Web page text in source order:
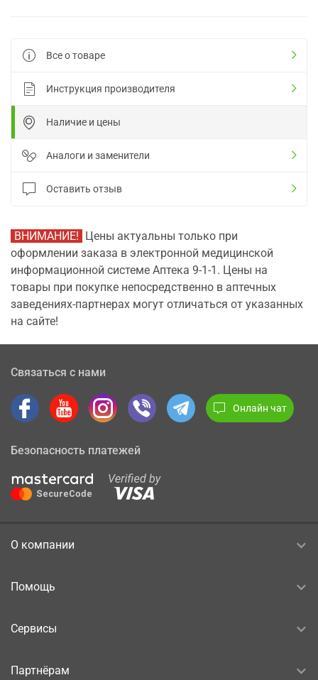
Все о товаре
Инструкция производителя
Наличие и цены
Аналоги и заменители
Оставить отзыв
ВНИМАНИЕ! Цены актуальны только при
оформлении заказа в электронной медицинской
информационной системе Аптека 9-1-1. Цены на
товары при покупке непосредственно в аптечных
заведениях-партнерах могут отличаться от указанных
на сайте!
Связаться с нами
Онлайн чат
Безопасность платежей
О компании
Помощь
Сервисы
Партнёрам